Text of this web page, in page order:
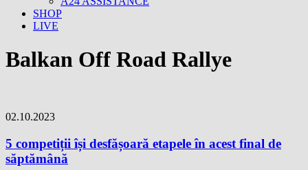
SHOP
LIVE
Balkan Off Road Rallye
02.10.2023
5 competiții își desfășoară etapele în acest final de
săptămână